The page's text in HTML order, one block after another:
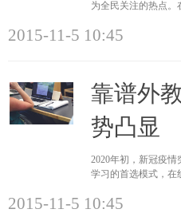
为全民关注的热点
2015-11-5 10:45
靠谱外
势凸显
2020年初，新冠疫
学习的首选模式，在
2015-11-5 10:45